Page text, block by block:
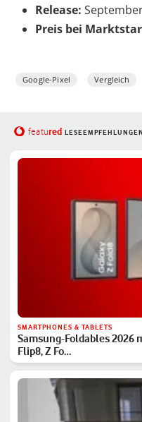
Release:
Preis bei
Google-Pixel Vergleich
featured LESEEMPFEHLUNGEN
SMARTPHONES & TABLETS
Samsung-Foldables 2026
Flip8, Z Fo…